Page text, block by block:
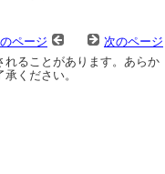
ページ
次のページ
れることがあります。あらか
承ください。